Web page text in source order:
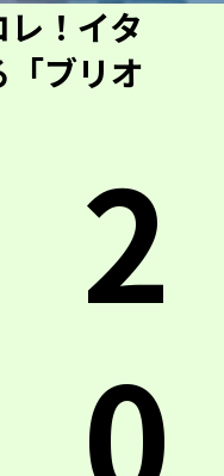
！イタ
ブリオ
2